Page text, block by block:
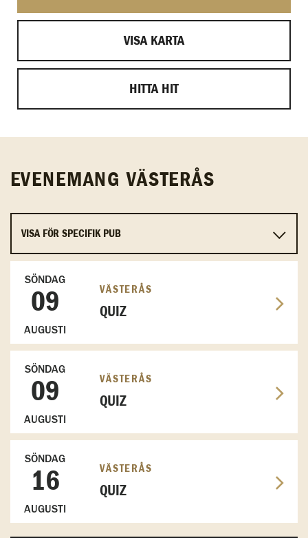
VISA KARTA
HITTA HIT
EVENEMANG VÄSTERÅS
SÖNDAG
09
AUGUSTI
VÄSTERÅS
QUIZ
SÖNDAG
09
AUGUSTI
VÄSTERÅS
QUIZ
SÖNDAG
16
AUGUSTI
VÄSTERÅS
QUIZ